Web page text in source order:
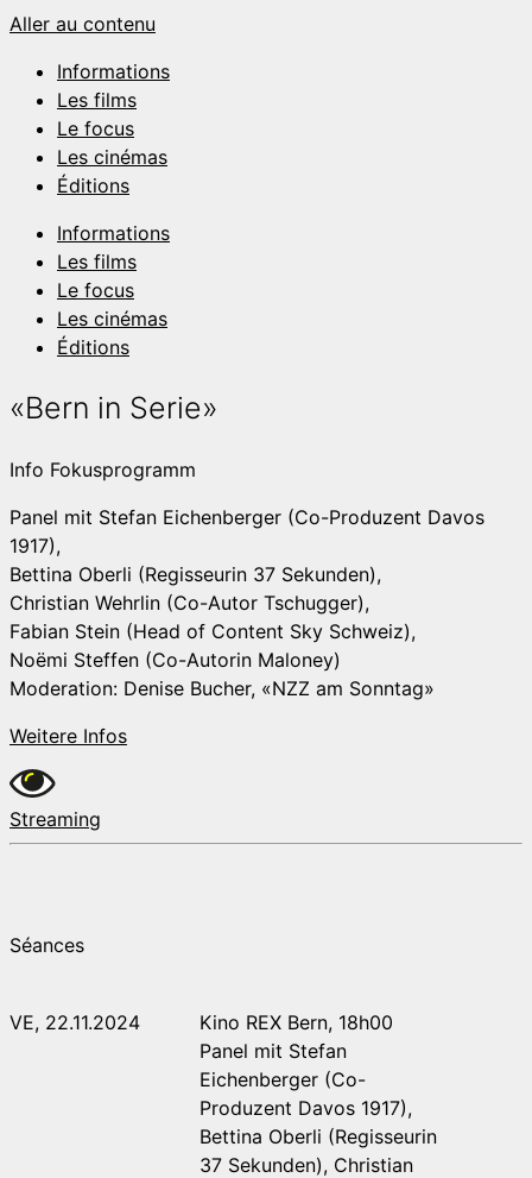
Aller au contenu
Informations
Les films
Le focus
Les cinémas
Éditions
Informations
Les films
Le focus
Les cinémas
Éditions
«Bern in Serie»
Info Fokusprogramm
Panel mit Stefan Eichenberger (Co-Produzent Davos
1917),
Bettina Oberli (Regisseurin 37 Sekunden),
Christian Wehrlin (Co-Autor Tschugger),
Fabian Stein (Head of Content Sky Schweiz),
Noëmi Steffen (Co-Autorin Maloney)
Moderation: Denise Bucher, «NZZ am Sonntag»
Weitere Infos
Streaming
Séances
VE, 22.11.2024
Kino REX Bern, 18h00
Panel mit Stefan
Eichenberger (Co-
Produzent Davos 1917),
Bettina Oberli (Regisseurin
37 Sekunden), Christian